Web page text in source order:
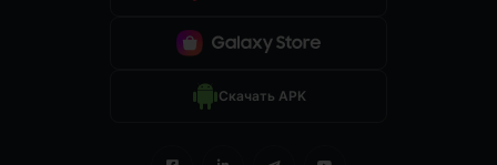
Скачать APK